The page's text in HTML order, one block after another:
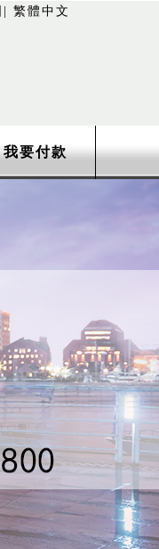
繁體中文
我要付款